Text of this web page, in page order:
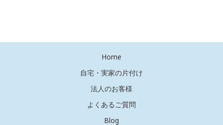
Home
自宅・実家の片付け
法人のお客様
よくあるご質問
Blog